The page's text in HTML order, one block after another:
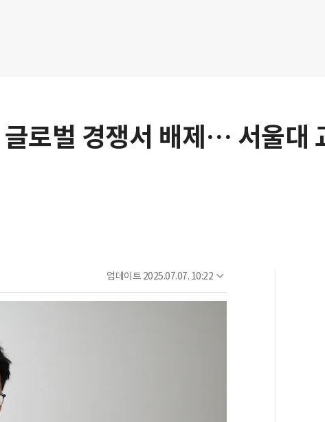
로벌 경쟁서 배제… 서울대
업데이트 2025.07.07. 10:22